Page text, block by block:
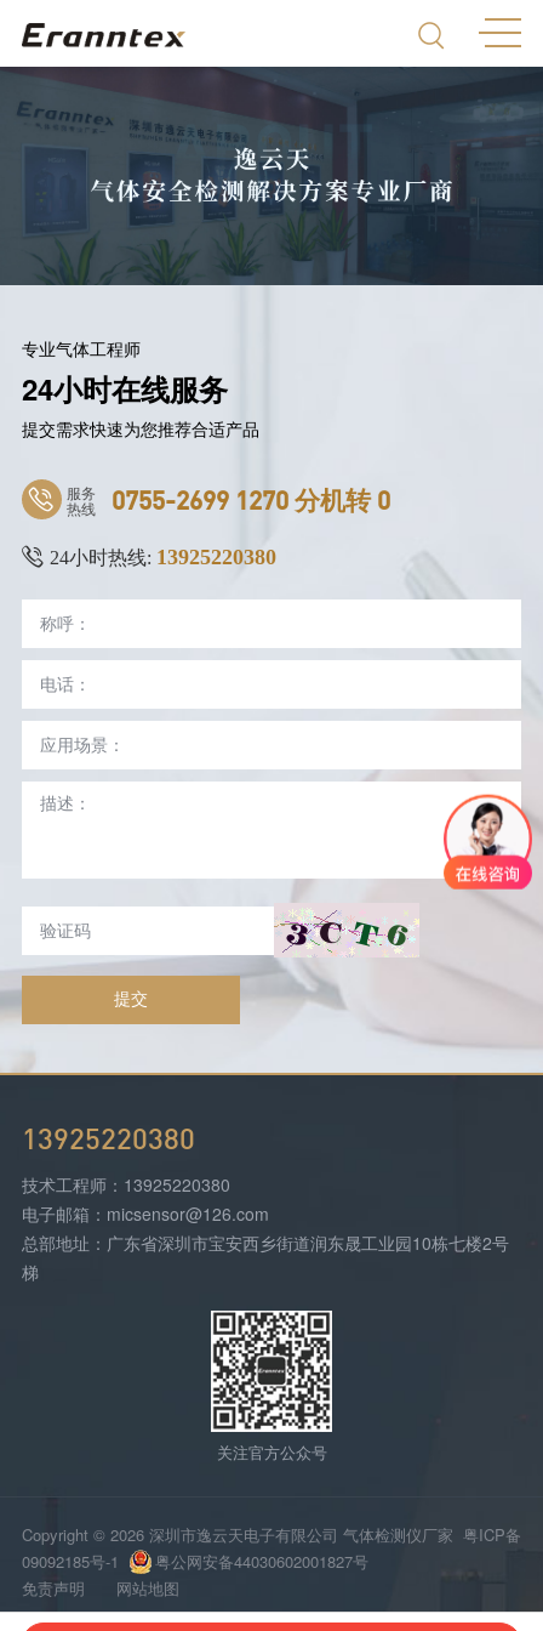
专业气体工程师
24小时在线服务
提交需求快速为您推荐合适产品
服务
热线 0755-2699 1270 分机转 0
24小时热线: 13925220380
提交
13925220380
技术工程师：13925220380
电子邮箱：micsensor@126.com
总部地址：广东省深圳市宝安西乡街道润东晟工业园10栋七楼2号
梯
关注官方公众号
Copyright © 2026 深圳市逸云天电子有限公司 气体检测仪厂家 粤ICP备
09092185号-1
粤公网安备44030602001827号
免责声明
网站地图